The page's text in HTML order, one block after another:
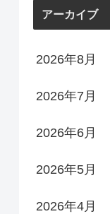
アーカイブ
2026年8月
2026年7月
2026年6月
2026年5月
2026年4月